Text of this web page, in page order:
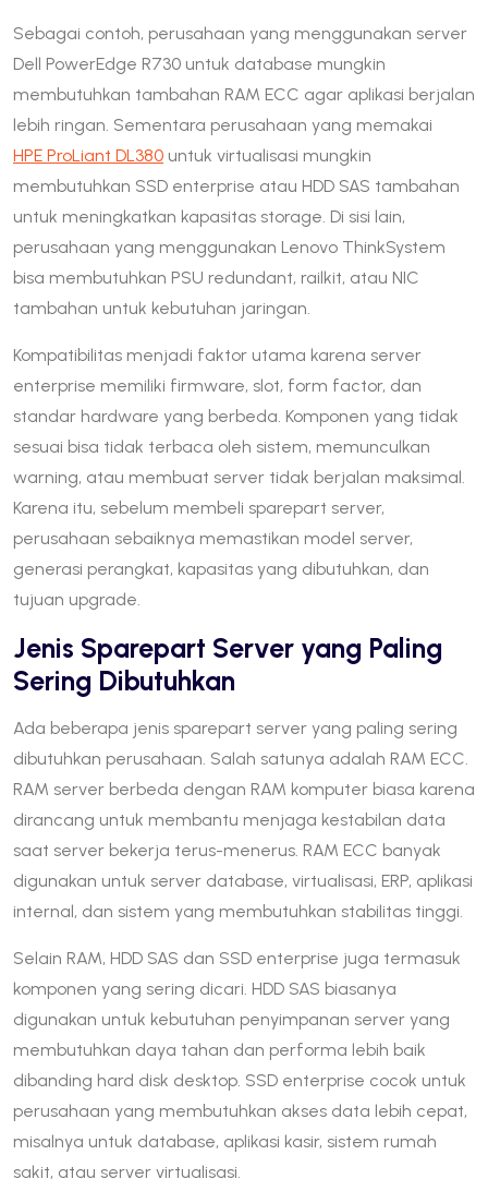
Sebagai contoh, perusahaan yang menggunakan server
Dell PowerEdge R730 untuk database mungkin
membutuhkan tambahan RAM ECC agar aplikasi berjalan
lebih ringan. Sementara perusahaan yang memakai
HPE ProLiant DL380 untuk virtualisasi mungkin
membutuhkan SSD enterprise atau HDD SAS tambahan
untuk meningkatkan kapasitas storage. Di sisi lain,
perusahaan yang menggunakan Lenovo ThinkSystem
bisa membutuhkan PSU redundant, railkit, atau NIC
tambahan untuk kebutuhan jaringan.
Kompatibilitas menjadi faktor utama karena server
enterprise memiliki firmware, slot, form factor, dan
standar hardware yang berbeda. Komponen yang tidak
sesuai bisa tidak terbaca oleh sistem, memunculkan
warning, atau membuat server tidak berjalan maksimal.
Karena itu, sebelum membeli sparepart server,
perusahaan sebaiknya memastikan model server,
generasi perangkat, kapasitas yang dibutuhkan, dan
tujuan upgrade.
Jenis Sparepart Server yang Paling
Sering Dibutuhkan
Ada beberapa jenis sparepart server yang paling sering
dibutuhkan perusahaan. Salah satunya adalah RAM ECC.
RAM server berbeda dengan RAM komputer biasa karena
dirancang untuk membantu menjaga kestabilan data
saat server bekerja terus-menerus. RAM ECC banyak
digunakan untuk server database, virtualisasi, ERP, aplikasi
internal, dan sistem yang membutuhkan stabilitas tinggi.
Selain RAM, HDD SAS dan SSD enterprise juga termasuk
komponen yang sering dicari. HDD SAS biasanya
digunakan untuk kebutuhan penyimpanan server yang
membutuhkan daya tahan dan performa lebih baik
dibanding hard disk desktop. SSD enterprise cocok untuk
perusahaan yang membutuhkan akses data lebih cepat,
misalnya untuk database, aplikasi kasir, sistem rumah
sakit, atau server virtualisasi.